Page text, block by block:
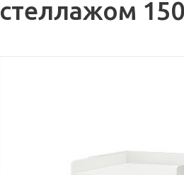
стеллажом